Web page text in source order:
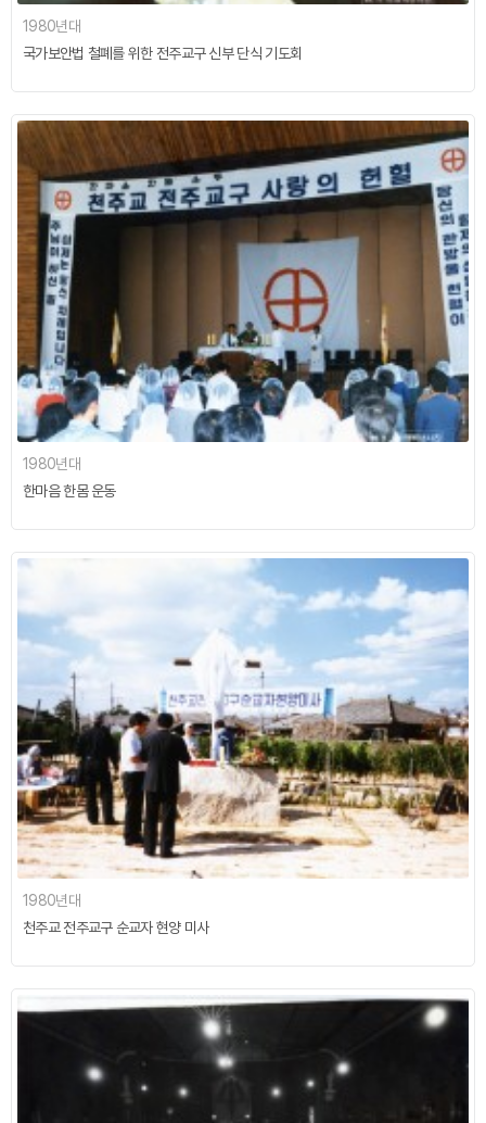
1980년대
국가보안법 철폐를 위한 전주교구 신부 단식 기도회
1980년대
한마음 한몸 운동
1980년대
천주교 전주교구 순교자 현양 미사